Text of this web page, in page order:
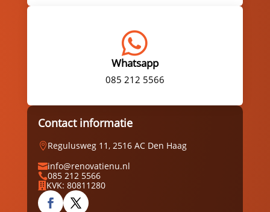

Whatsapp
085 212 5566
Contact informatie
Regulusweg 11, 2516 AC Den Haag
info@renovatienu.nl
085 212 5566
 KVK: 80811280